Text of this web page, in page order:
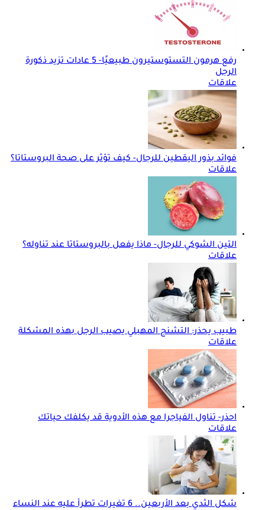
رفع هرمون التستوستيرون طبيعيًا- 5 عادات تزيد ذكورة
الرجل
علاقات
فوائد بذور اليقطين للرجال- كيف تؤثر على صحة البروستاتا؟
علاقات
التين الشوكي للرجال- ماذا يفعل بالبروستاتا عند تناوله؟
علاقات
طبيب يحذر: التشنج المهبلي يصيب الرجل بهذه المشكلة
علاقات
احذر- تناول الفياجرا مع هذه الأدوية قد يكلفك حياتك
علاقات
شكل الثدي بعد الأربعين.. 6 تغيرات تطرأ عليه عند النساء